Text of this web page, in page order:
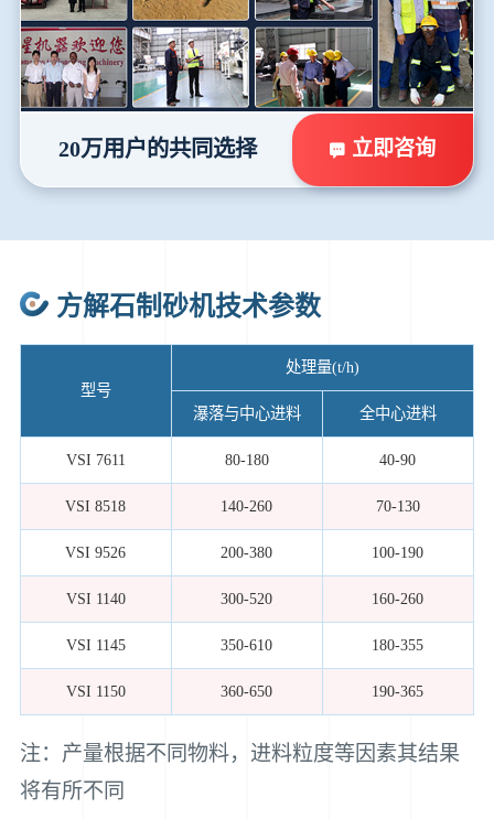
20万用户的共同选择 立即咨询
方解石制砂机技术参数
型号
处理量(t/h)
瀑落与中心进料 全中心进料
VSI 7611 80-180 40-90
VSI 8518 140-260 70-130
VSI 9526 200-380 100-190
VSI 1140 300-520 160-260
VSI 1145 350-610 180-355
VSI 1150 360-650 190-365
注：产量根据不同物料，进料粒度等因素其结果
将有所不同